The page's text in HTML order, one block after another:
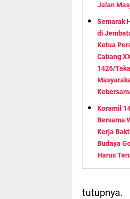
Jalan
Semarak
di
Ketua
Cabang
1426/
Koramil
Bersama
Kerja
Budaya
Harus
tutupnya.